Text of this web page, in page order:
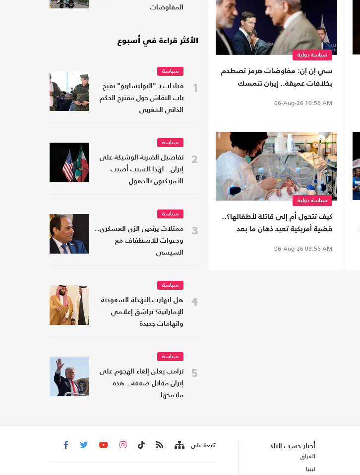
سياسة دولية
سي إن إن: مفاوضات هرمز تصطدم
بخلافات عميقة.. إيران تتمسك
06-Aug-26 10:56 AM
سياسة دولية
كيف تتحول أم إلى قاتلة لأطفالها؟..
قضية أمريكية تعيد ذهان ما بعد
06-Aug-26 09:56 AM
المفاوضات
الأكثر قراءة في أسبوع
1
سياسة
قيادات بـ "البوليساريو" تفتح
باب النقاش حول مقترح الحكم
الذاتي المغربي
2
سياسة
تفاصيل الضربة الوشيكة على
إيران.. لهذا السبب أصيب
الأمريكيون بالذهول
3
سياسة
ممثلات يرتدين الزي العسكري..
ودعوات للاصطفاف مع
السيسي
4
سياسة
هل انهارت التهدئة السعودية
الإماراتية؟ تراشق إعلامي
واتهامات جديدة
5
سياسة
ترامب يعلن إلغاء الهجوم على
إيران مقابل صفقة.. هذه
ملامحها
أخبار حسب البلد
العراق
ليبيا
تابعنا على